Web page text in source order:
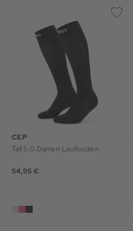
CEP
Tall 5.0 Damen Laufsocken
54,95 €